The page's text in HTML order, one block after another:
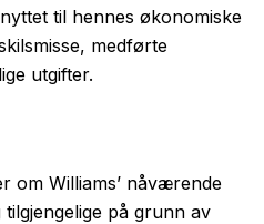
til hennes økonomiske
medførte
utgifter.
om Williams’ nåværende
på grunn av